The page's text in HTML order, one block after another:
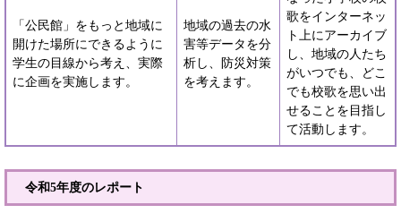
「公民館」をもっと地域に
開けた場所にできるように
学生の目線から考え、実際
に企画を実施します。
地域の過去の水
害等データを分
析し、防災対策
を考えます。
歌をインターネッ
ト上にアーカイブ
し、地域の人たち
がいつでも、どこ
でも校歌を思い出
せることを目指し
て活動します。
令和5年度のレポート